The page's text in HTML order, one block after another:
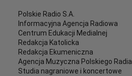
Polskie Radio S.A.
Informacyjna Agencja Radiowa
Centrum Edukacji Medialnej
Redakcja Katolicka
Redakcja Ekumeniczna
Agencja Muzyczna Polskiego Radia
Studia nagraniowe i koncertowe